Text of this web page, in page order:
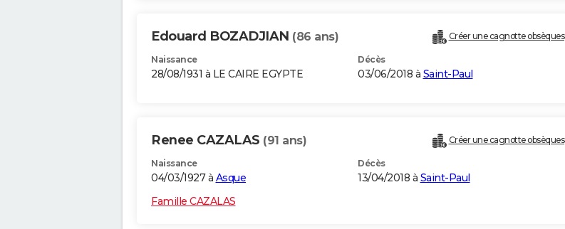
Edouard BOZADJIAN (86 ans) Créer une cagnotte obsèques
Naissance
28/08/1931 à LE CAIRE EGYPTE
Décès
03/06/2018 à Saint-Paul
Renee CAZALAS (91 ans) Créer une cagnotte obsèques
Naissance
04/03/1927 à Asque
Décès
13/04/2018 à Saint-Paul
Famille CAZALAS